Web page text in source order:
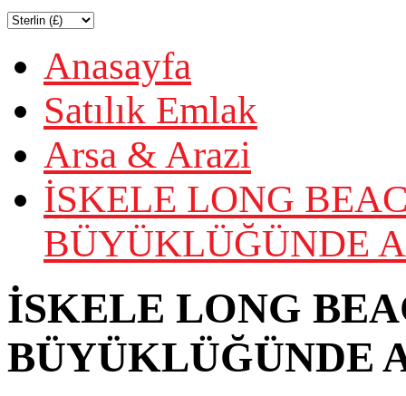
Anasayfa
Satılık Emlak
Arsa & Arazi
İSKELE LONG
BÜYÜKLÜĞÜNDE
İSKELE LONG
BÜYÜKLÜĞÜNDE